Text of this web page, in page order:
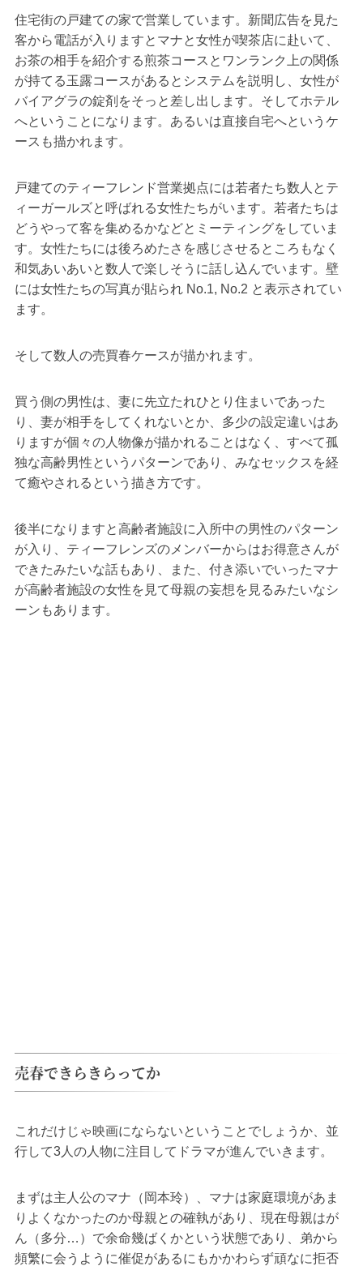
住宅街の戸建ての家で営業しています。新聞広告を見た
客から電話が入りますとマナと女性が喫茶店に赴いて、
お茶の相手を紹介する煎茶コースとワンランク上の関係
が持てる玉露コースがあるとシステムを説明し、女性が
バイアグラの錠剤をそっと差し出します。そしてホテル
へということになります。あるいは直接自宅へというケ
ースも描かれます。
戸建てのティーフレンド営業拠点には若者たち数人とテ
ィーガールズと呼ばれる女性たちがいます。若者たちは
どうやって客を集めるかなどとミーティングをしていま
す。女性たちには後ろめたさを感じさせるところもなく
和気あいあいと数人で楽しそうに話し込んでいます。壁
には女性たちの写真が貼られ No.1, No.2 と表示されてい
ます。
そして数人の売買春ケースが描かれます。
買う側の男性は、妻に先立たれひとり住まいであった
り、妻が相手をしてくれないとか、多少の設定違いはあ
りますが個々の人物像が描かれることはなく、すべて孤
独な高齢男性というパターンであり、みなセックスを経
て癒やされるという描き方です。
後半になりますと高齢者施設に入所中の男性のパターン
が入り、ティーフレンズのメンバーからはお得意さんが
できたみたいな話もあり、また、付き添いでいったマナ
が高齢者施設の女性を見て母親の妄想を見るみたいなシ
ーンもあります。
売春できらきらってか
これだけじゃ映画にならないということでしょうか、並
行して3人の人物に注目してドラマが進んでいきます。
まずは主人公のマナ（岡本玲）、マナは家庭環境があま
りよくなかったのか母親との確執があり、現在母親はが
ん（多分…）で余命幾ばくかという状態であり、弟から
頻繁に会うように催促があるにもかかわらず頑なに拒否